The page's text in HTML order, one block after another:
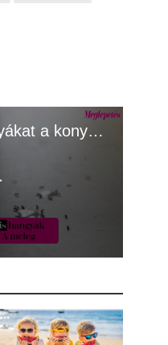
Így irtsd ki a hangyákat a konyhából